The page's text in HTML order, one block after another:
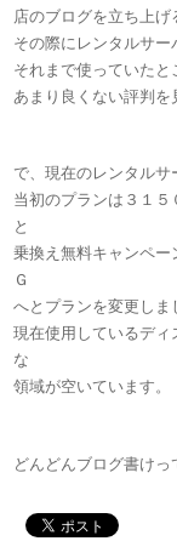
店のブログを立ち上げ
その際にレンタルサー
それまで使っていた
あまり良くない評判を
で、現在のレンタルサ
当初のプランは３１
と
乗換え無料キャンペー
Ｇ
へとプランを変更しま
現在使用しているデ
な
領域が空いています。
どんどんブログ書けっ